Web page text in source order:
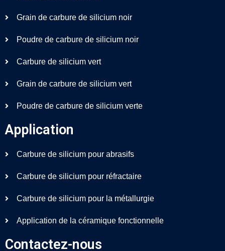
Grain de carbure de silicium noir
Poudre de carbure de silicium noir
Carbure de silicium vert
Grain de carbure de silicium vert
Poudre de carbure de silicium verte
Application
Carbure de silicium pour abrasifs
Carbure de silicium pour réfractaire
Carbure de silicium pour la métallurgie
Application de la céramique fonctionnelle
Contactez-nous